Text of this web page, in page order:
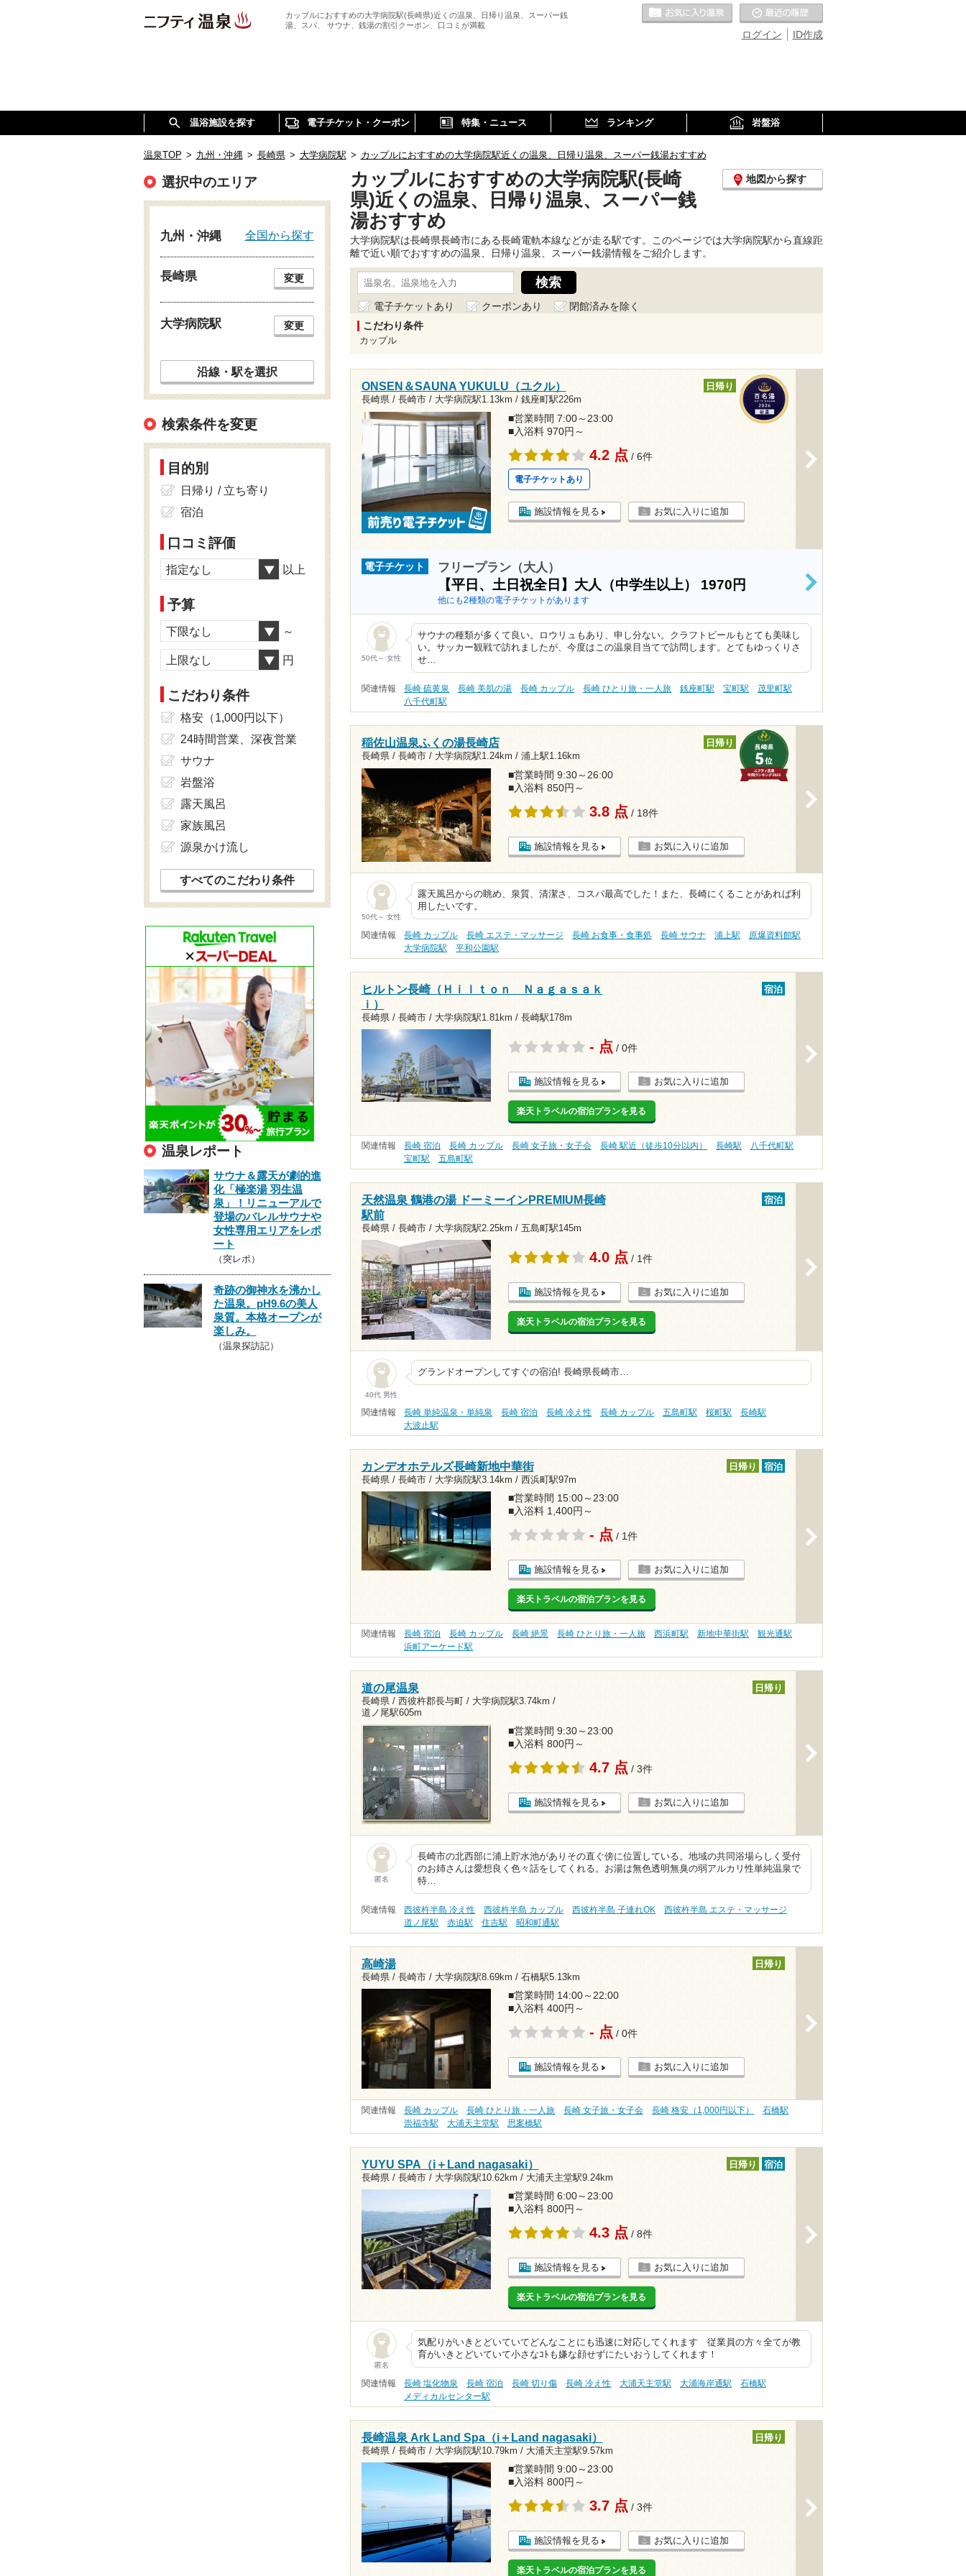
カップルにおすすめの大学病院駅(長崎県)近くの温泉、日帰り温泉、スーパー銭
湯、スパ、 サウナ、銭湯の割引クーポン、口コミが満載
ID作成
ログイン
お気に入りの温泉
温浴施設を探す 電子チケット・クーポン 特集・ニュース ランキング 岩盤浴
温泉TOP > 九州・沖縄 > 長崎県 > 大学病院駅 > カップルにおすすめの大学病院駅近くの温泉、日帰り温泉、スーパー銭湯おすすめ
カップルにおすすめの大学病院駅(長崎
県)近くの温泉、日帰り温泉、スーパー銭
湯おすすめ
地図から探す
大学病院駅は長崎県長崎市にある長崎電軌本線などが走る駅です。このページでは大学病院駅から直線距
離で近い順でおすすめの温泉、日帰り温泉、スーパー銭湯情報をご紹介します。
電子チケットあり クーポンあり
閉館済みを除く
こだわり条件
カップル
ONSEN＆SAUNA YUKULU（ユクル）
長崎県 / 長崎市 / 大学病院駅1.13km / 銭座町駅226m
日帰り
■営業時間 7:00～23:00
■入浴料 970円～
4.2 点 / 6件
電子チケットあり
施設情報を見る お気に入りに追加
電子チケット フリープラン（大人）
【平日、土日祝全日】大人（中学生以上） 1970円
他にも2種類の電子チケットがあります
>
50代～ 女性
サウナの種類が多くて良い。ロウリュもあり、申し分ない。クラフトビールもとても美味し
い。サッカー観戦で訪れましたが、今度はこの温泉目当てで訪問します。とてもゆっくりさ
せ…
関連情報 長崎 硫黄泉 長崎 美肌の湯 長崎 カップル 長崎 ひとり旅・一人旅 銭座町駅 宝町駅
茂里町駅
八千代町駅
稲佐山温泉ふくの湯長崎店
長崎県 / 長崎市 / 大学病院駅1.24km / 浦上駅1.16km
日帰り
■営業時間 9:30～26:00
■入浴料 850円～
3.8 点 / 18件
施設情報を見る お気に入りに追加
50代～ 女性
露天風呂からの眺め、泉質、清潔さ、コスパ最高でした！また、長崎にくることがあれば利
用したいです。
関連情報 長崎 カップル 長崎 エステ・マッサージ 長崎 お食事・食事処 長崎 サウナ 浦上駅
原爆資料館駅
大学病院駅
平和公園駅
ヒルトン長崎（Ｈｉｌｔｏｎ Ｎａｇａｓａｋ
ｉ）
長崎県 / 長崎市 / 大学病院駅1.81km / 長崎駅178m
宿泊
- 点 / 0件
施設情報を見る お気に入りに追加
楽天トラベルの宿泊プランを見る
関連情報 長崎 宿泊 長崎 カップル 長崎 女子旅・女子会 長崎 駅近（徒歩10分以内） 長崎駅
八千代町駅
宝町駅
五島町駅
天然温泉 鶴港の湯 ドーミーインPREMIUM長崎
駅前
長崎県 / 長崎市 / 大学病院駅2.25km / 五島町駅145m
宿泊
4.0 点 / 1件
施設情報を見る お気に入りに追加
楽天トラベルの宿泊プランを見る
40代 男性
グランドオープンしてすぐの宿泊! 長崎県長崎市…
関連情報 長崎 単純温泉・単純泉 長崎 宿泊 長崎 冷え性 長崎 カップル 五島町駅 桜町駅
長崎駅
大波止駅
カンデオホテルズ長崎新地中華街
長崎県 / 長崎市 / 大学病院駅3.14km / 西浜町駅97m
日帰り 宿泊
■営業時間 15:00～23:00
■入浴料 1,400円～
- 点 / 1件
施設情報を見る お気に入りに追加
楽天トラベルの宿泊プランを見る
関連情報 長崎 宿泊 長崎 カップル 長崎 絶景 長崎 ひとり旅・一人旅 西浜町駅 新地中華街駅
観光通駅
浜町アーケード駅
道の尾温泉
長崎県 / 西彼杵郡長与町 / 大学病院駅3.74km /
道ノ尾駅605m
日帰り
■営業時間 9:30～23:00
■入浴料 800円～
4.7 点 / 3件
施設情報を見る お気に入りに追加
匿名
長崎市の北西部に浦上貯水池がありその直ぐ傍に位置している。地域の共同浴場らしく受付
のお姉さんは愛想良く色々話をしてくれる。お湯は無色透明無臭の弱アルカリ性単純温泉で
特…
関連情報 西彼杵半島 冷え性 西彼杵半島 カップル 西彼杵半島 子連れOK
西彼杵半島 エステ・マッサージ
道ノ尾駅
赤迫駅 住吉駅 昭和町通駅
高崎湯
長崎県 / 長崎市 / 大学病院駅8.69km / 石橋駅5.13km
日帰り
■営業時間 14:00～22:00
■入浴料 400円～
- 点 / 0件
施設情報を見る お気に入りに追加
関連情報 長崎 カップル 長崎 ひとり旅・一人旅 長崎 女子旅・女子会 長崎 格安（1,000円以下）
石橋駅
崇福寺駅
大浦天主堂駅 思案橋駅
YUYU SPA（i＋Land nagasaki）
長崎県 / 長崎市 / 大学病院駅10.62km / 大浦天主堂駅9.24km
日帰り 宿泊
■営業時間 6:00～23:00
■入浴料 800円～
4.3 点 / 8件
施設情報を見る お気に入りに追加
楽天トラベルの宿泊プランを見る
匿名
気配りがいきとどいていてどんなことにも迅速に対応してくれます 従業員の方々全てが教
育がいきとどいていて小さなｺﾄも嫌な顔せずにたいおうしてくれます！
関連情報 長崎 塩化物泉 長崎 宿泊 長崎 切り傷 長崎 冷え性 大浦天主堂駅 大浦海岸通駅
石橋駅
メディカルセンター駅
長崎温泉 Ark Land Spa（i＋Land nagasaki）
長崎県 / 長崎市 / 大学病院駅10.79km / 大浦天主堂駅9.57km
日帰り
■営業時間 9:00～23:00
■入浴料 800円～
3.7 点 / 3件
施設情報を見る お気に入りに追加
楽天トラベルの宿泊プランを見る
選択中のエリア
九州・沖縄 全国から探す
長崎県 変更
大学病院駅 変更
沿線・駅を選択
検索条件を変更
目的別
日帰り / 立ち寄り
宿泊
口コミ評価
指定なし 以上
予算
下限なし ～
上限なし 円
こだわり条件
格安（1,000円以下）
24時間営業、深夜営業
サウナ
岩盤浴
露天風呂
家族風呂
源泉かけ流し
すべてのこだわり条件
温泉レポート
サウナ＆露天が劇的進
化「極楽湯 羽生温
泉」！リニューアルで
登場のバレルサウナや
女性専用エリアをレポ
ート
（突レポ）
奇跡の御神水を沸かし
た温泉。pH9.6の美人
泉質。本格オープンが
楽しみ。
（温泉探訪記）